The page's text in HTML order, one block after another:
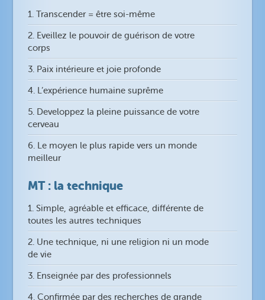
1. Transcender = être soi-même
2. Eveillez le pouvoir de guérison de votre
corps
3. Paix intérieure et joie profonde
4. L’expérience humaine suprême
5. Developpez la pleine puissance de votre
cerveau
6. Le moyen le plus rapide vers un monde
meilleur
MT : la technique
1. Simple, agréable et efficace, différente de
toutes les autres techniques
2. Une technique, ni une religion ni un mode
de vie
3. Enseignée par des professionnels
4. Confirmée par des recherches de grande